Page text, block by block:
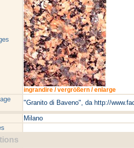
ingrandire / vergrößern / enlarge
"Granito di Baveno", da http://
Milano